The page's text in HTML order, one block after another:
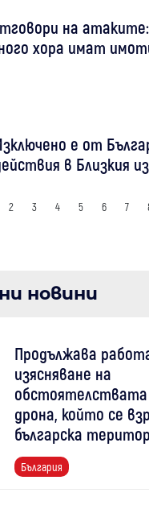
на
хора имат
е от
в Близкия
2 3 4 5 6 7
новини
Продължава
изясняване на
обстоятелствата
дрона, който се
българска
България